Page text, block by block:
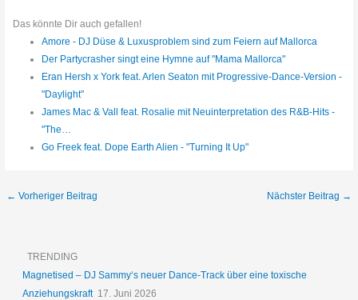
Das könnte Dir auch gefallen!
Amore - DJ Düse & Luxusproblem sind zum Feiern auf Mallorca
Der Partycrasher singt eine Hymne auf "Mama Mallorca"
Eran Hersh x York feat. Arlen Seaton mit Progressive-Dance-Version -
"Daylight"
James Mac & Vall feat. Rosalie mit Neuinterpretation des R&B-Hits -
"The…
Go Freek feat. Dope Earth Alien - "Turning It Up"
← Vorheriger Beitrag Nächster Beitrag →
TRENDING
Magnetised – DJ Sammy‘s neuer Dance-Track über eine toxische
Anziehungskraft 17. Juni 2026